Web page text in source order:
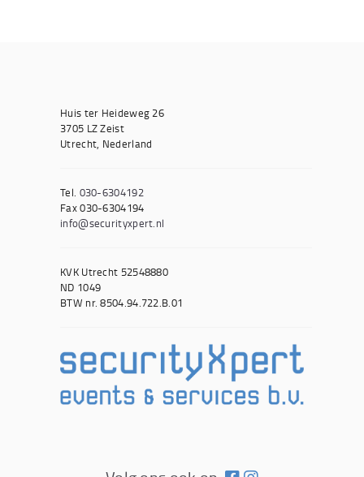
Huis ter Heideweg 26
3705 LZ Zeist
Utrecht, Nederland
Tel. 030-6304192
Fax 030-6304194
info@securityxpert.nl
KVK Utrecht 52548880
ND 1049
BTW nr. 8504.94.722.B.01